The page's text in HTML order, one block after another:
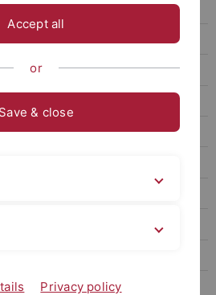
Accept all
or
Save & close
Privacy policy